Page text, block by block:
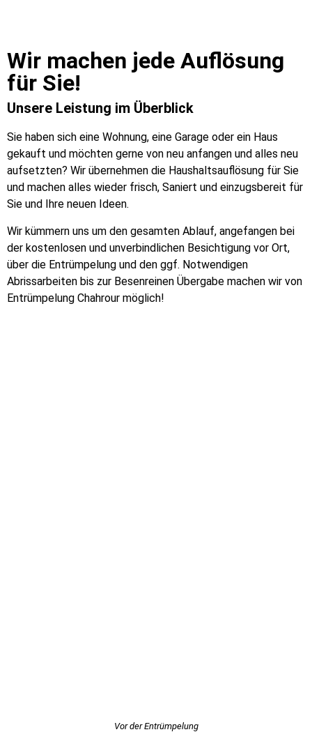
Wir machen jede Auflösung
für Sie!​
Unsere Leistung im Überblick
Sie haben sich eine Wohnung, eine Garage oder ein Haus
gekauft und möchten gerne von neu anfangen und alles neu
aufsetzten? Wir übernehmen die Haushaltsauflösung für Sie
und machen alles wieder frisch, Saniert und einzugsbereit für
Sie und Ihre neuen Ideen.
Wir kümmern uns um den gesamten Ablauf, angefangen bei
der kostenlosen und unverbindlichen Besichtigung vor Ort,
über die Entrümpelung und den ggf. Notwendigen
Abrissarbeiten bis zur Besenreinen Übergabe machen wir von
Entrümpelung Chahrour möglich!
Vor der Entrümpelung